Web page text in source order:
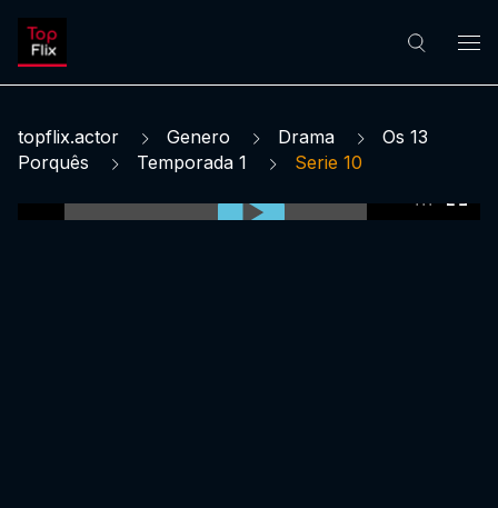
topflix.actor Genero Drama
Os 13
Porquês
Temporada 1 Serie 10